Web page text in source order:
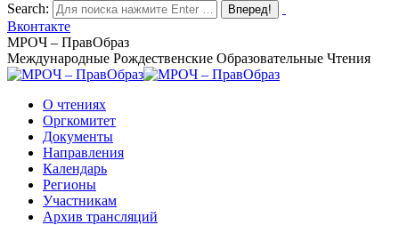
Search:
Вконтакте
МРОЧ – ПравОбраз
Международные Рождественские Образовательные Чтения
О чтениях
Оргкомитет
Документы
Направления
Календарь
Регионы
Участникам
Архив трансляций